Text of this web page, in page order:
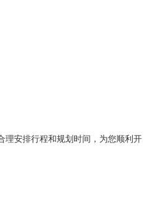
理安排行程和规划时间，为您顺利开